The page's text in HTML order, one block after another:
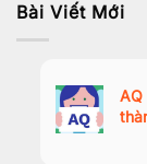
Bài Viết Mới
AQ